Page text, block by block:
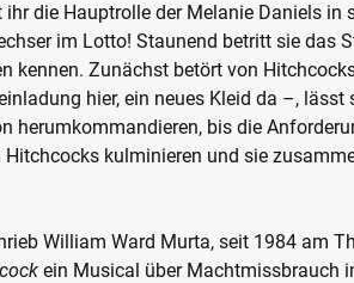
die Hauptrolle der Melanie Daniels in
im Lotto! Staunend betritt sie das
kennen. Zunächst betört von
hier, ein neues Kleid da –, lässt
herumkommandieren, bis die
kulminieren und sie
William Ward Murta, seit 1984 am
ein Musical über Machtmissbrauch